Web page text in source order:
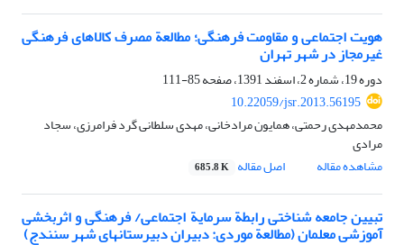
هویت اجتماعی و مقاومت فرهنگی؛ مطالعة مصرف کالاهای فرهنگی
غیرمجاز در شهر تهران
دوره 19، شماره 2، اسفند 1391، صفحه
85-111
10.22059/jsr.2013.56195
محمدمهدی رحمتی، همایون مرادخانی، مهدی سلطانی گرد فرامرزی، سجاد
مرادی
مشاهده مقاله
اصل مقاله 685.8 K
تبیین جامعه ‏شناختی رابطة سرمایة اجتماعی/ فرهنگی و اثربخشی
آموزشی معلمان (مطالعة موردی: دبیران دبیرستان‏های شهر سنندج)